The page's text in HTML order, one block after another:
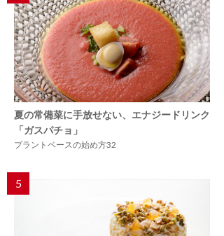
夏の常備菜に手放せない、エナジードリンク
「ガスパチョ」
プラントベースの始め方32
5